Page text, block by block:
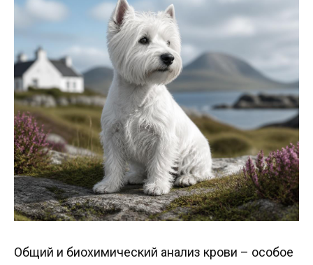
Общий и биохимический анализ крови – особое